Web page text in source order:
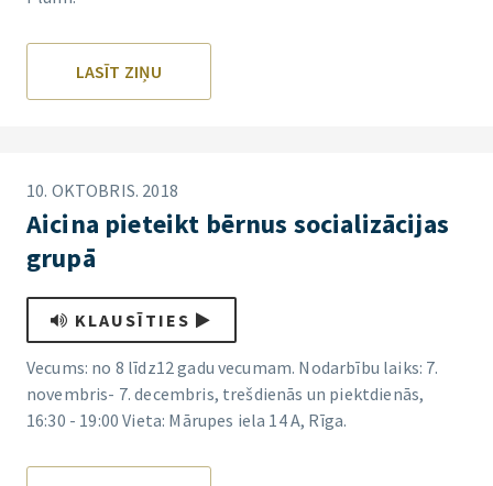
LASĪT ZIŅU
10. OKTOBRIS. 2018
Aicina pieteikt bērnus socializācijas
grupā
KLAUSĪTIES
Vecums: no 8 līdz12 gadu vecumam. Nodarbību laiks: 7.
novembris- 7. decembris, trešdienās un piektdienās,
16:30 - 19:00 Vieta: Mārupes iela 14 A, Rīga.